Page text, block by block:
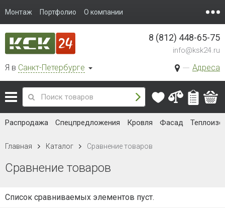
Монтаж Портфолио О компании
Я в Санкт-Петербурге Адреса
8 (812) 448-65-75
info@ksk24.ru
Распродажа Спецпредложения Кровля Фасад
Главная Каталог Сравнение товаров
Сравнение товаров
Список сравниваемых элементов пуст.